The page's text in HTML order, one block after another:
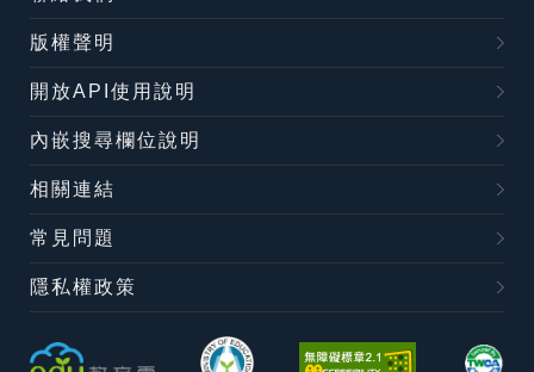
版權聲明
開放API使用說明
內嵌搜尋欄位說明
相關連結
常見問題
隱私權政策